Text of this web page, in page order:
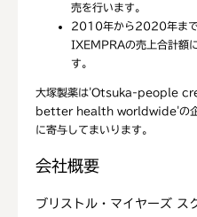
売を行います。
2010年から2020年まで
IXEMPRAの売上合計額
す。
大塚製薬は'Otsuka-people
better health worldwide'の企
に寄与してまいります。
会社概要
ブリストル・マイヤーズ